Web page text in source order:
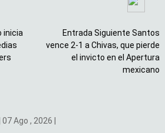
inicia
Entrada Siguiente Santos
vence 2-1 a Chivas, que pierde
el invicto en el Apertura
mexicano
07 Ago , 2026